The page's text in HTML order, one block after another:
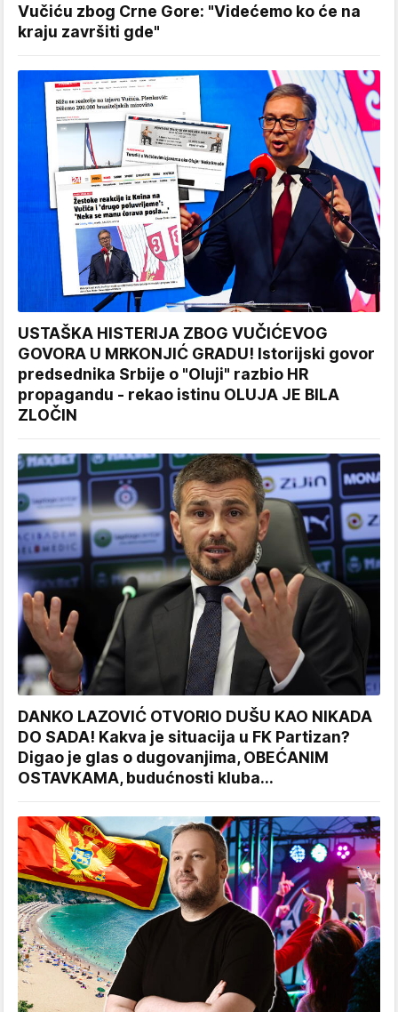
Vučiću zbog Crne Gore: "Videćemo ko će na
kraju završiti gde"
USTAŠKA HISTERIJA ZBOG VUČIĆEVOG
GOVORA U MRKONJIĆ GRADU! Istorijski govor
predsednika Srbije o "Oluji" razbio HR
propagandu - rekao istinu OLUJA JE BILA
ZLOČIN
DANKO LAZOVIĆ OTVORIO DUŠU KAO NIKADA
DO SADA! Kakva je situacija u FK Partizan?
Digao je glas o dugovanjima, OBEĆANIM
OSTAVKAMA, budućnosti kluba...